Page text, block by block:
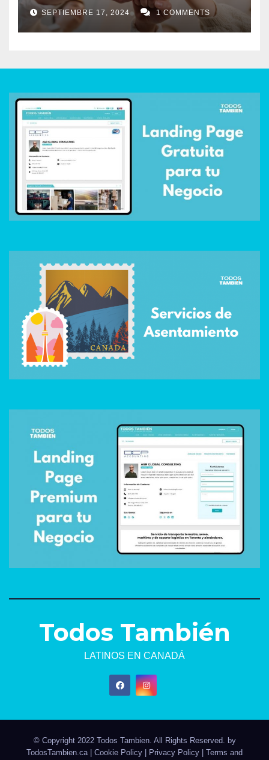
SEPTIEMBRE 17, 2024 1 COMMENTS
Todos También
LATINOS EN CANADÁ
© Copyright 2022 Todos Tambien. All Rights Reserved. by
TodosTambien.ca | Cookie Policy | Privacy Policy | Terms and